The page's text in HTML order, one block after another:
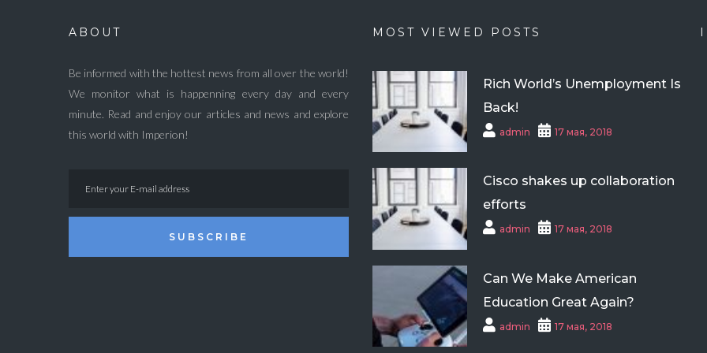
ABOUT
Be informed with the hottest news from all over the world!
We monitor what is happenning every day and every
minute. Read and enjoy our articles and news and explore
this world with Imperion!
SUBSCRIBE
MOST VIEWED POSTS
Rich World’s Unemployment Is
Back!
admin 17 мая, 2018
Cisco shakes up collaboration
efforts
admin 17 мая, 2018
Can We Make American
Education Great Again?
admin 17 мая, 2018